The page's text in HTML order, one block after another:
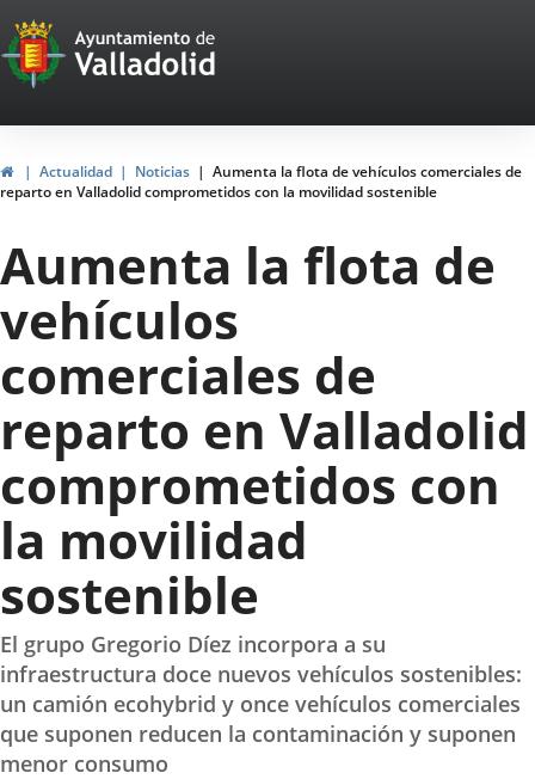
Portal
Web
del
Ayuntamiento
de
Valladolid
InicioActualidad Noticias
Aumenta la flota de vehículos comerciales de
reparto en Valladolid comprometidos con la movilidad sostenible
Aumenta la flota de
vehículos
comerciales de
reparto en Valladolid
comprometidos con
la movilidad
sostenible
El grupo Gregorio Díez incorpora a su
infraestructura doce nuevos vehículos sostenibles:
un camión ecohybrid y once vehículos comerciales
que suponen reducen la contaminación y suponen
menor consumo